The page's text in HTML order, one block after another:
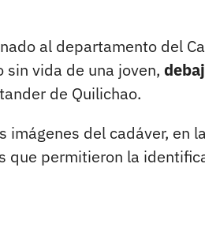
al departamento del
vida de una joven,
de Quilichao.
del cadáver, en
permitieron la